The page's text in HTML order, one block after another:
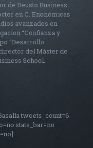
de Deusto Business
en C. Enonómicas
avanzados en
“Confianza y
“Desarrollo
del Máster de
School.
tweets_count=6
stats_bar=no